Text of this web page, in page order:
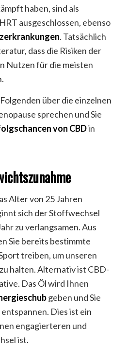
haben, sind als
ausgeschlossen, ebenso
. Tatsächlich
dass die Risiken der
Nutzen für die meisten
über die einzelnen
sprechen und Sie
von CBDin
Alter von 25 Jahren
sich der Stoffwechsel
zu verlangsamen. Aus
Sie bereits bestimmte
treiben, um unseren
halten. Alternativ ist CBD-
Das Öl wird Ihnen
geben und Sie
Dies ist ein
engagierteren und
ist.